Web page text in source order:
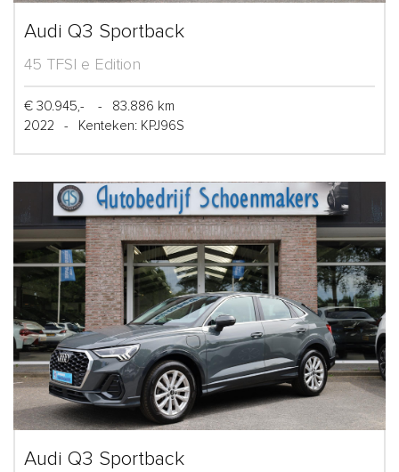
Audi Q3 Sportback
45 TFSI e Edition
€ 30.945,- -
83.886 km
2022
- Kenteken: KPJ96S
Audi Q3 Sportback